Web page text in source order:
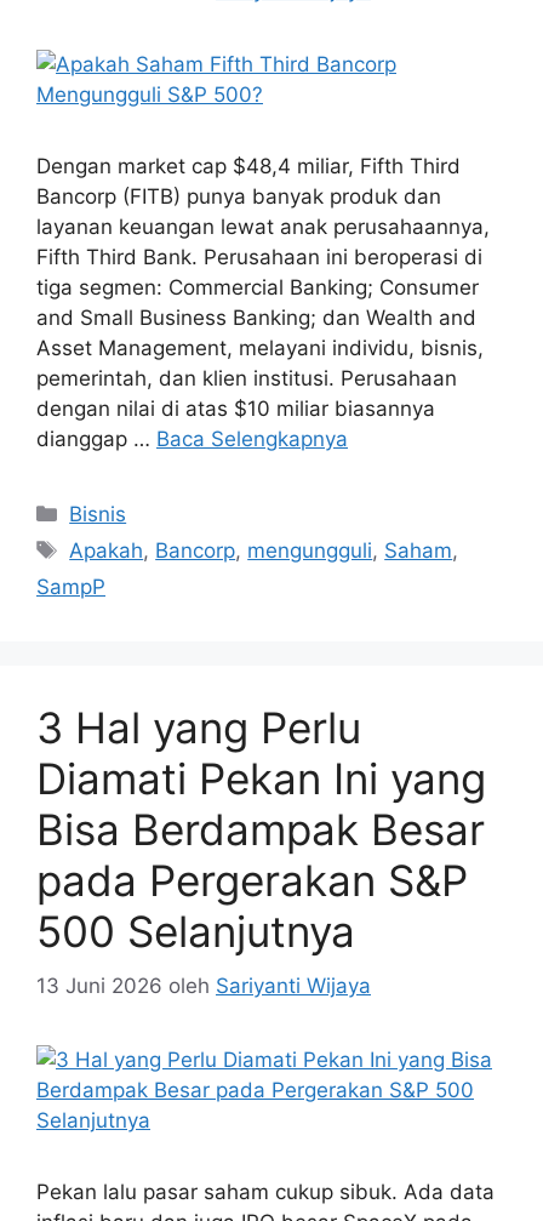
Dengan market cap $48,4 miliar, Fifth Third
Bancorp (FITB) punya banyak produk dan
layanan keuangan lewat anak perusahaannya,
Fifth Third Bank. Perusahaan ini beroperasi di
tiga segmen: Commercial Banking; Consumer
and Small Business Banking; dan Wealth and
Asset Management, melayani individu, bisnis,
pemerintah, dan klien institusi. Perusahaan
dengan nilai di atas $10 miliar biasannya
dianggap … Baca Selengkapnya
Kategori
Bisnis
Tag
Apakah, Bancorp, mengungguli, Saham,
SampP
3 Hal yang Perlu
Diamati Pekan Ini yang
Bisa Berdampak Besar
pada Pergerakan S&P
500 Selanjutnya
13 Juni 2026 oleh Sariyanti Wijaya
Pekan lalu pasar saham cukup sibuk. Ada data